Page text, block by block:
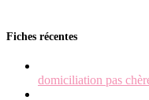
Fiches récentes
domiciliation pas